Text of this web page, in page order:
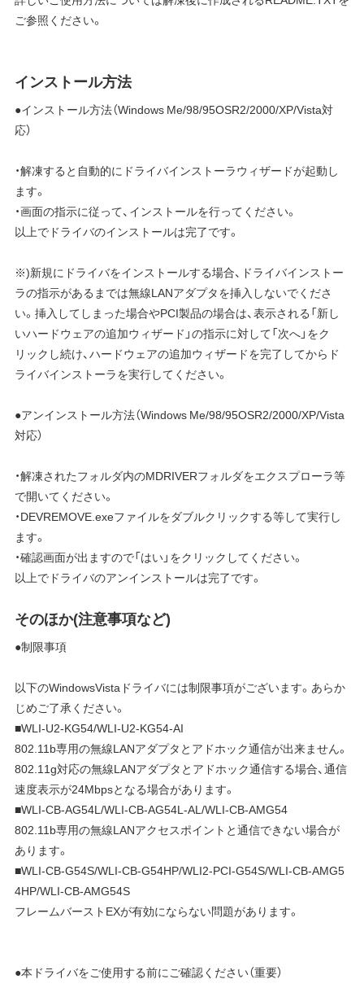
ご参照ください。
インストール方法
●インストール方法（Windows Me/98/95OSR2/2000/XP/Vista対
応）
・解凍すると自動的にドライバインストーラウィザードが起動し
ます。
・画面の指示に従って、インストールを行ってください。
以上でドライバのインストールは完了です。
※)新規にドライバをインストールする場合、ドライバインストー
ラの指示があるまでは無線LANアダプタを挿入しないでくださ
い。挿入してしまった場合やPCI製品の場合は、表示される「新し
いハードウェアの追加ウィザード」の指示に対して「次へ」をク
リックし続け、ハードウェアの追加ウィザードを完了してからド
ライバインストーラを実行してください。
●アンインストール方法（Windows Me/98/95OSR2/2000/XP/Vista
対応）
・解凍されたフォルダ内のMDRIVERフォルダをエクスプローラ等
で開いてください。
・DEVREMOVE.exeファイルをダブルクリックする等して実行し
ます。
・確認画面が出ますので「はい」をクリックしてください。
以上でドライバのアンインストールは完了です。
そのほか(注意事項など)
●制限事項
以下のWindowsVistaドライバには制限事項がございます。あらか
じめご了承ください。
■WLI-U2-KG54/WLI-U2-KG54-AI
802.11b専用の無線LANアダプタとアドホック通信が出来ません。
802.11g対応の無線LANアダプタとアドホック通信する場合、通信
速度表示が24Mbpsとなる場合があります。
■WLI-CB-AG54L/WLI-CB-AG54L-AL/WLI-CB-AMG54
802.11b専用の無線LANアクセスポイントと通信できない場合が
あります。
■WLI-CB-G54S/WLI-CB-G54HP/WLI2-PCI-G54S/WLI-CB-AMG5
4HP/WLI-CB-AMG54S
フレームバーストEXが有効にならない問題があります。
●本ドライバをご使用する前にご確認ください（重要）